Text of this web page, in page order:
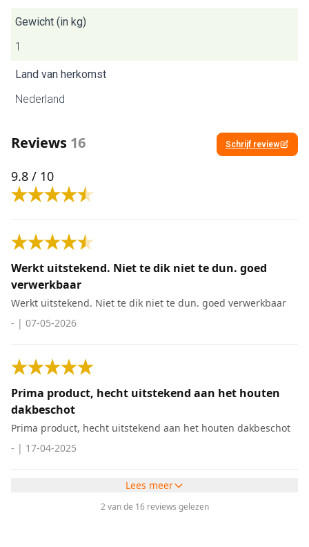
Gewicht (in kg)
1
Land van herkomst
Nederland
Reviews 16 Schrijf review
9.8 / 10
Werkt uitstekend. Niet te dik niet te dun. goed
verwerkbaar
Werkt uitstekend. Niet te dik niet te dun. goed verwerkbaar
- | 07-05-2026
Prima product, hecht uitstekend aan het houten
dakbeschot
Prima product, hecht uitstekend aan het houten dakbeschot
- | 17-04-2025
Lees meer
2 van de 16 reviews gelezen